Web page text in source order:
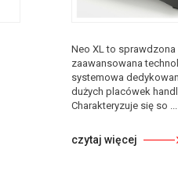
Neo XL to sprawdzona
zaawansowana
systemowa
dużych placówek
Charakteryzuje się so ...
czytaj więcej